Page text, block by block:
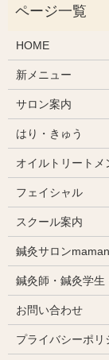
HOME
新メニュー
サロン案内
はり・きゅう
オイルトリートメ
フェイシャル
スクール案内
鍼灸サロン
鍼灸師・鍼灸学生
お問い合わせ
プライバシーポリ